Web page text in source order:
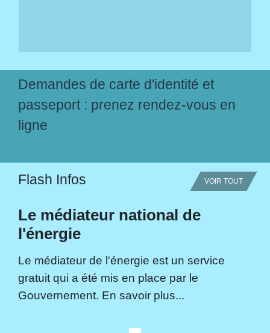
Demandes de carte d'identité et
passeport : prenez rendez-vous en
ligne
Flash Infos VOIR TOUT
Le médiateur national de
l'énergie
Le médiateur de l'énergie est un service
gratuit qui a été mis en place par le
Gouvernement. En savoir plus...